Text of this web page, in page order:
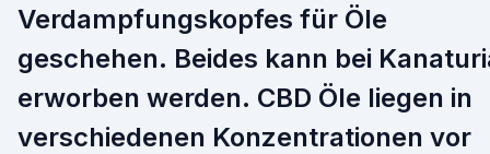
Verdampfungskopfes für Öle
geschehen. Beides kann bei
erworben werden. CBD Öle liegen in
verschiedenen Konzentrationen vor